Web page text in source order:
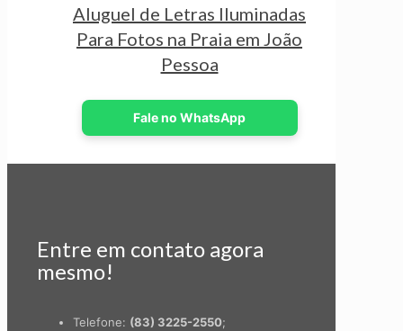
Aluguel de Letras Iluminadas
Para Fotos na Praia em João
Pessoa
Fale no WhatsApp
Entre em contato agora
mesmo!
Telefone: (83) 3225-2550;